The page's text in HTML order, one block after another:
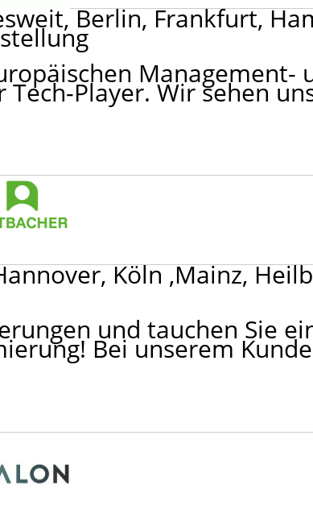
Berlin, Frankfurt,
Management-
Player. Wir sehen
Köln ,Mainz,
und tauchen Sie
Bei unserem